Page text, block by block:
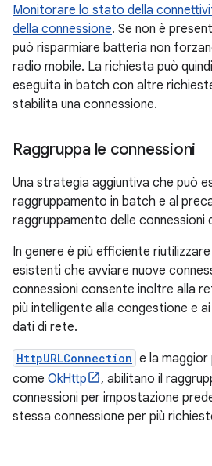
Monitorare lo stato della
della connessione. Se non è
può risparmiare batteria non
radio mobile. La richiesta può
eseguita in batch con altre
stabilita una connessione.
Raggruppa le connessioni
Una strategia aggiuntiva che può
raggruppamento in batch e al
raggruppamento delle connessioni
In genere è più efficiente
esistenti che avviare nuove
connessioni consente inoltre alla
più intelligente alla congestione e
dati di rete.
HttpURLConnection e la
come OkHttp
, abilitano il
connessioni per impostazione
stessa connessione per più